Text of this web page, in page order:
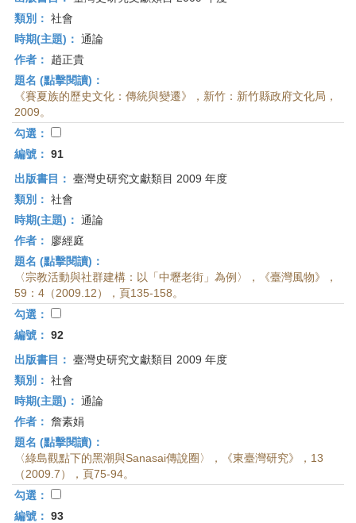
類別： 社會
時期(主題)： 通論
作者：
趙正貴
題名 (點擊閱讀)：
《賽夏族的歷史文化：傳統與變遷》，新竹：新竹縣政府文化局，
2009。
勾選：
編號： 91
出版書目： 臺灣史研究文獻類目 2009 年度
類別： 社會
時期(主題)： 通論
作者：
廖經庭
題名 (點擊閱讀)：
〈宗教活動與社群建構：以「中壢老街」為例〉，《臺灣風物》，
59：4（2009.12），頁135-158。
勾選：
編號： 92
出版書目： 臺灣史研究文獻類目 2009 年度
類別： 社會
時期(主題)： 通論
作者： 詹素娟
題名 (點擊閱讀)：
〈綠島觀點下的黑潮與Sanasai傳說圈〉，《東臺灣研究》，13
（2009.7），頁75-94。
勾選：
編號： 93